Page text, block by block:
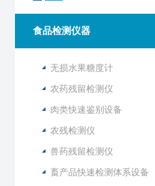
食品检测仪器
无损水果糖度计
农药残留检测仪
肉类快速鉴别设备
农残检测仪
兽药残留检测仪
畜产品快速检测体系设备